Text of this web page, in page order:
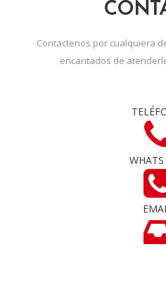
Contactenos por cualquiera
encantados de
WHATS